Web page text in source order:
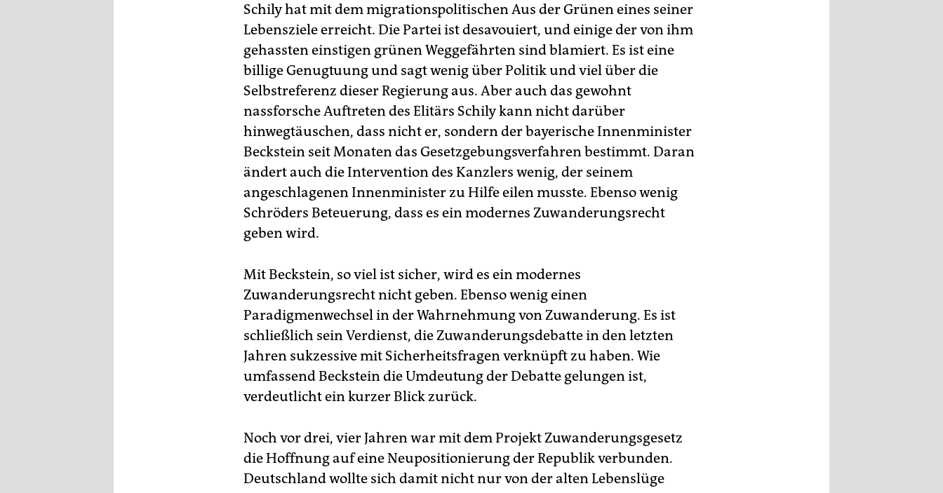
Schily hat mit dem migrationspolitischen Aus der Grünen eines seiner
Lebensziele erreicht. Die Partei ist desavouiert, und einige der von ihm
gehassten einstigen grünen Weggefährten sind blamiert. Es ist eine
billige Genugtuung und sagt wenig über Politik und viel über die
Selbstreferenz dieser Regierung aus. Aber auch das gewohnt
nassforsche Auftreten des Elitärs Schily kann nicht darüber
hinwegtäuschen, dass nicht er, sondern der bayerische Innenminister
Beckstein seit Monaten das Gesetzgebungsverfahren bestimmt. Daran
ändert auch die Intervention des Kanzlers wenig, der seinem
angeschlagenen Innenminister zu Hilfe eilen musste. Ebenso wenig
Schröders Beteuerung, dass es ein modernes Zuwanderungsrecht
geben wird.
Mit Beckstein, so viel ist sicher, wird es ein modernes
Zuwanderungsrecht nicht geben. Ebenso wenig einen
Paradigmenwechsel in der Wahrnehmung von Zuwanderung. Es ist
schließlich sein Verdienst, die Zuwanderungsdebatte in den letzten
Jahren sukzessive mit Sicherheitsfragen verknüpft zu haben. Wie
umfassend Beckstein die Umdeutung der Debatte gelungen ist,
verdeutlicht ein kurzer Blick zurück.
Noch vor drei, vier Jahren war mit dem Projekt Zuwanderungsgesetz
die Hoffnung auf eine Neupositionierung der Republik verbunden.
Deutschland wollte sich damit nicht nur von der alten Lebenslüge